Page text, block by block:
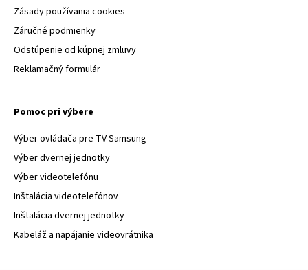
Zásady používania cookies
Záručné podmienky
Odstúpenie od kúpnej zmluvy
Reklamačný formulár
Pomoc pri výbere
Výber ovládača pre TV Samsung
Výber dvernej jednotky
Výber videotelefónu
Inštalácia videotelefónov
Inštalácia dvernej jednotky
Kabeláž a napájanie videovrátnika